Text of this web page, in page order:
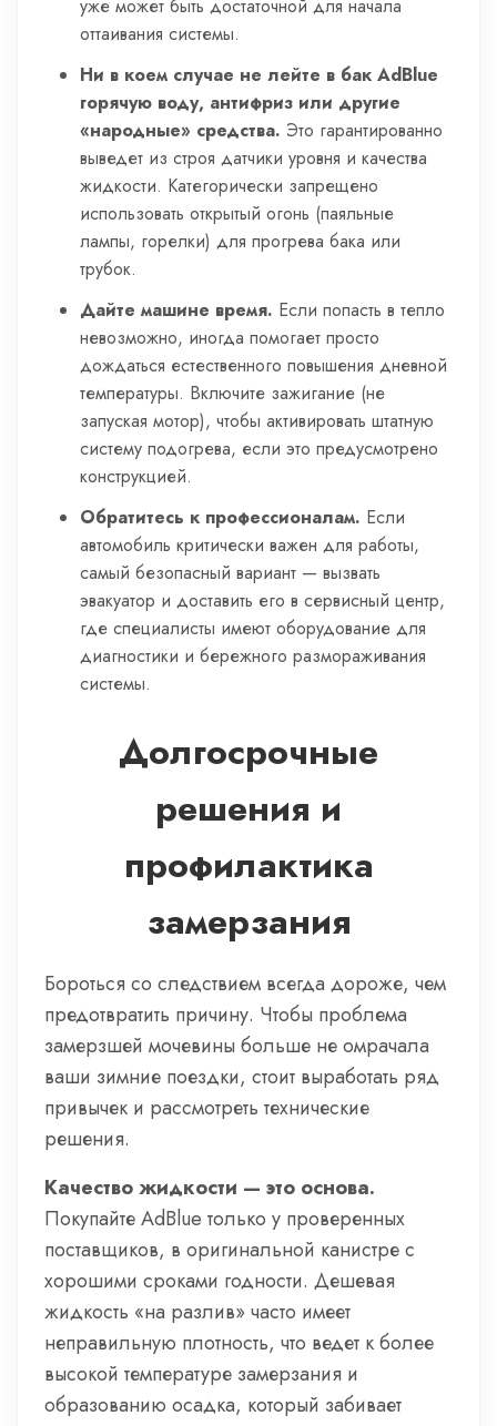
уже может быть достаточной для начала
оттаивания системы.
Ни в коем случае не лейте в бак AdBlue
горячую воду, антифриз или другие
«народные» средства. Это гарантированно
выведет из строя датчики уровня и качества
жидкости. Категорически запрещено
использовать открытый огонь (паяльные
лампы, горелки) для прогрева бака или
трубок.
Дайте машине время. Если попасть в тепло
невозможно, иногда помогает просто
дождаться естественного повышения дневной
температуры. Включите зажигание (не
запуская мотор), чтобы активировать штатную
систему подогрева, если это предусмотрено
конструкцией.
Обратитесь к профессионалам. Если
автомобиль критически важен для работы,
самый безопасный вариант — вызвать
эвакуатор и доставить его в сервисный центр,
где специалисты имеют оборудование для
диагностики и бережного размораживания
системы.
Долгосрочные
решения и
профилактика
замерзания
Бороться со следствием всегда дороже, чем
предотвратить причину. Чтобы проблема
замерзшей мочевины больше не омрачала
ваши зимние поездки, стоит выработать ряд
привычек и рассмотреть технические
решения.
Качество жидкости — это основа.
Покупайте AdBlue только у проверенных
поставщиков, в оригинальной канистре с
хорошими сроками годности. Дешевая
жидкость «на разлив» часто имеет
неправильную плотность, что ведет к более
высокой температуре замерзания и
образованию осадка, который забивает